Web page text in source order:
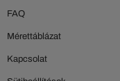
FAQ
Mérettáblázat
Kapcsolat